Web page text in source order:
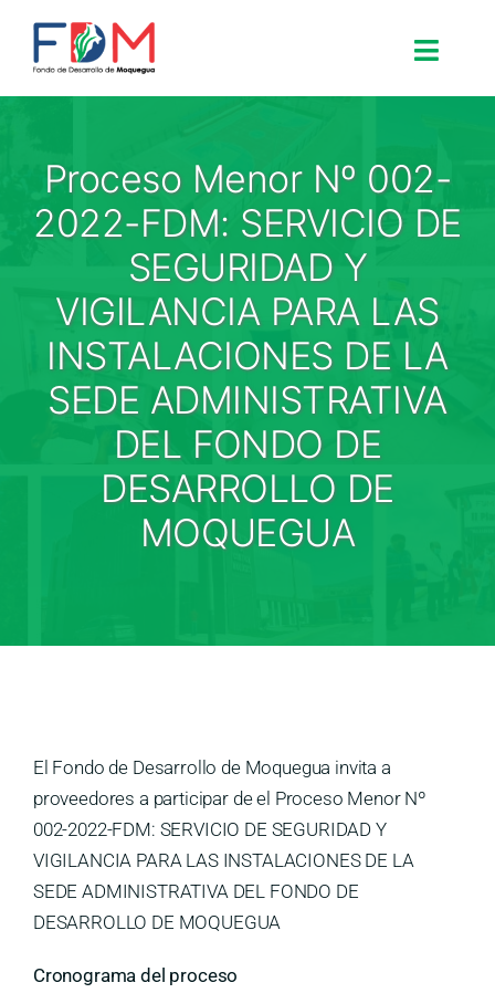
Search for:
Inicio
Nosotros
Proyectos
Procesos
Medios
Proceso Menor Nº 002-
2022-FDM: SERVICIO DE
SEGURIDAD Y
VIGILANCIA PARA LAS
INSTALACIONES DE LA
SEDE ADMINISTRATIVA
DEL FONDO DE
DESARROLLO DE
MOQUEGUA
El Fondo de Desarrollo de Moquegua invita a
proveedores a participar de el Proceso Menor Nº
002-2022-FDM: SERVICIO DE SEGURIDAD Y
VIGILANCIA PARA LAS INSTALACIONES DE LA
SEDE ADMINISTRATIVA DEL FONDO DE
DESARROLLO DE MOQUEGUA
Cronograma del proceso